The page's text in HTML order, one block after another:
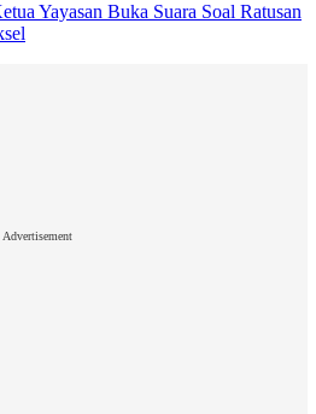
Yayasan Buka Suara Soal Ratusan
Advertisement